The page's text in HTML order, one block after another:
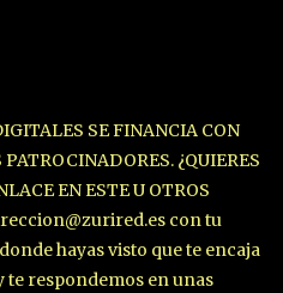
SE FINANCIA CON
¿QUIERES
EN ESTE U OTROS
con tu
hayas visto que te encaja
te respondemos en unas